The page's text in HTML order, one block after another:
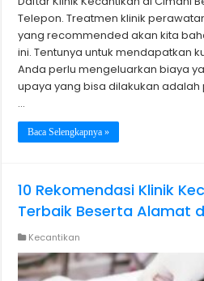
Telepon. Treatmen klinik
yang recommended akan kita
ini. Tentunya untuk mendapatkan
Anda perlu mengeluarkan biaya
upaya yang bisa dilakukan
…
Baca Selengkapnya »
10 Rekomendasi Klinik
Terbaik Beserta Alamat
Kecantikan